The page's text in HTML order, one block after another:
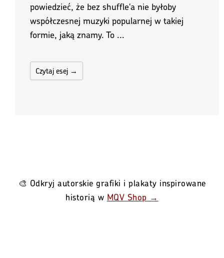
powiedzieć, że bez shuffle'a nie byłoby
współczesnej muzyki popularnej w takiej
formie, jaką znamy. To ...
Czytaj esej →
🎨 Odkryj autorskie grafiki i plakaty inspirowane
historią w MQV Shop →